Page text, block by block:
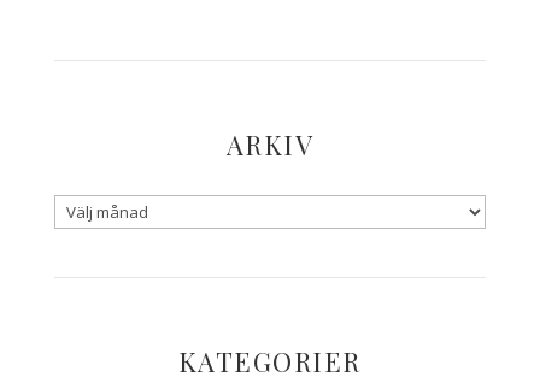
ARKIV
KATEGORIER